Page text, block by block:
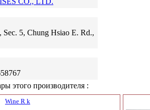
Sec. 5, Chung Hsiao E. Rd.,
этого производителя :
Wine R k